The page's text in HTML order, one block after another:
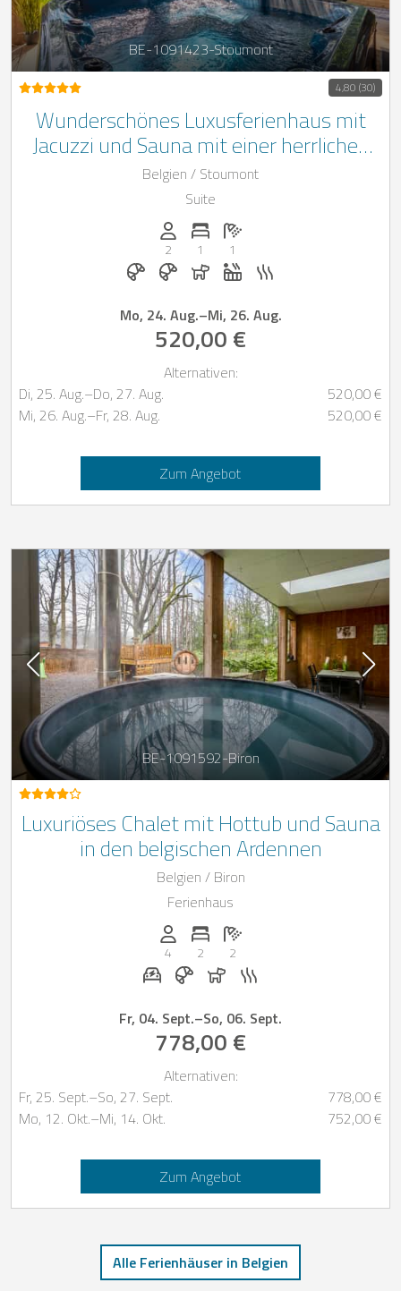
BE-1091423-Stoumont
4,80 (30)
Wunderschönes Luxusferienhaus mit
Jacuzzi und Sauna mit einer herrlichen
Aussicht auf die belgischen Ardennen
Belgien / Stoumont
Suite
Anzahl der Personen: 2
2
Anzahl der Schlafzimmer: 1
1
Anzahl der Badezimmer: 1
1
Frühstück auf Anfrage
Frühstück bei Casapilot buchbar
Hunde erlaubt
Whirlpool
Mo, 24. Aug.–Mi, 26. Aug.
520,00 €
Alternativen:
Di, 25. Aug.–Do, 27. Aug.
520,00 €
Mi, 26. Aug.–Fr, 28. Aug. 520,00 €
Zum Angebot
BE-1091592-Biron
Luxuriöses Chalet mit Hottub und Sauna
in den belgischen Ardennen
Belgien / Biron
Ferienhaus
Anzahl der Personen: 4
4
Anzahl der Schlafzimmer: 2
2
Anzahl der Badezimmer: 2
2
E-Auto Ladestation auf Anfrage
Frühstück bei Casapilot buchbar
Hunde erlaubt
Fr, 04. Sept.–So, 06. Sept.
778,00 €
Alternativen:
Fr, 25. Sept.–So, 27. Sept.
778,00 €
Mo, 12. Okt.–Mi, 14. Okt. 752,00 €
Zum Angebot
Alle Ferienhäuser in Belgien